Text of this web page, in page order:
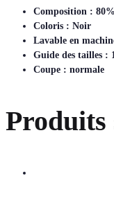
Composition :
Coloris : Noir
Lavable en
Guide des tailles :
Coupe : normale
Produits